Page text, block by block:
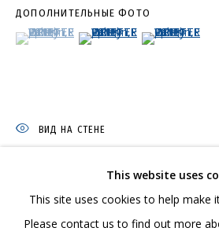
ПРОСТРАНСТВО ДЛЯ СЪЕМОК
ТЕЛЕГРАМ: T.ME/
This website uses
This site uses cookies to help make
Please contact us to find out more
ДОПОЛНИТЕЛЬНЫЕ ФОТО
(View a larger image of thumbnail 1 )
, currently selected.
, currently selected.
, currently selected.(View a larger image of
(View a larger
ВИД НА СТЕНЕ